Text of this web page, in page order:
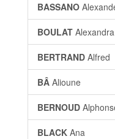
BASSANO
BOULAT Alexandra
BERTRAND Alfred
BÂ Alioune
BERNOUD
BLACK Ana